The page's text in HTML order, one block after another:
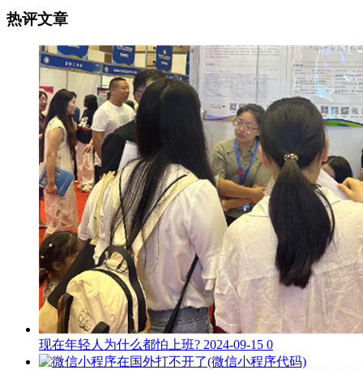
热评文章
现在年轻人为什么都怕上班? 2024-09-15 0